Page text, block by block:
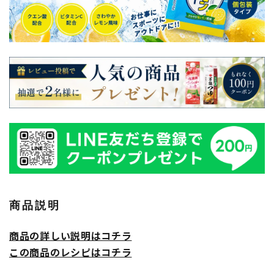
商品説明
商品の詳しい説明はコチラ
この商品のレシピはコチラ